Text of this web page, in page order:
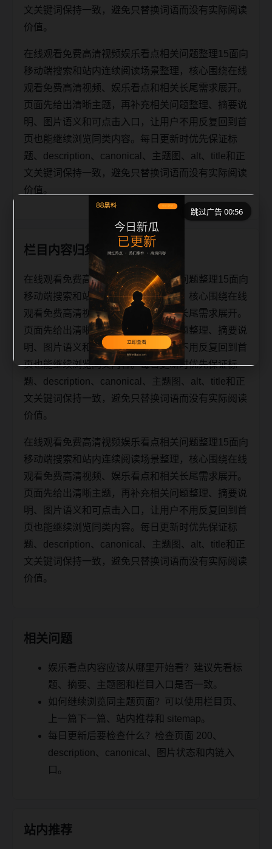
文关键词保持一致，避免只替换词语而没有实际阅读
价值。
在线观看免费高清视频娱乐看点相关问题整理15面向
移动端搜索和站内连续阅读场景整理，核心围绕在线
观看免费高清视频、娱乐看点和相关长尾需求展开。
页面先给出清晰主题，再补充相关问题整理、摘要说
明、图片语义和可点击入口，让用户不用反复回到首
页也能继续浏览同类内容。每日更新时优先保证标
题、description、canonical、主题图、alt、title和正
文关键词保持一致，避免只替换词语而没有实际阅读
价值。
栏目内容归集
在线观看免费高清视频娱乐看点相关问题整理15面向
移动端搜索和站内连续阅读场景整理，核心围绕在线
观看免费高清视频、娱乐看点和相关长尾需求展开。
页面先给出清晰主题，再补充相关问题整理、摘要说
明、图片语义和可点击入口，让用户不用反复回到首
页也能继续浏览同类内容。每日更新时优先保证标
题、description、canonical、主题图、alt、title和正
文关键词保持一致，避免只替换词语而没有实际阅读
价值。
在线观看免费高清视频娱乐看点相关问题整理15面向
移动端搜索和站内连续阅读场景整理，核心围绕在线
观看免费高清视频、娱乐看点和相关长尾需求展开。
页面先给出清晰主题，再补充相关问题整理、摘要说
明、图片语义和可点击入口，让用户不用反复回到首
页也能继续浏览同类内容。每日更新时优先保证标
题、description、canonical、主题图、alt、title和正
文关键词保持一致，避免只替换词语而没有实际阅读
价值。
相关问题
娱乐看点内容应该从哪里开始看？建议先看标
题、摘要、主题图和栏目入口是否一致。
如何继续浏览同主题页面？可以使用栏目页、
上一篇下一篇、站内推荐和 sitemap。
每日更新后要检查什么？检查页面 200、
description、canonical、图片状态和内链入
口。
站内推荐
跳过广告 00:56